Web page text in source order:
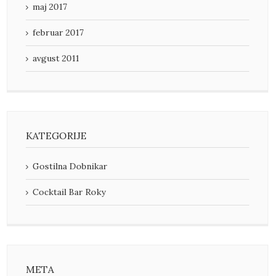
maj 2017
februar 2017
avgust 2011
KATEGORIJE
Gostilna Dobnikar
Cocktail Bar Roky
META